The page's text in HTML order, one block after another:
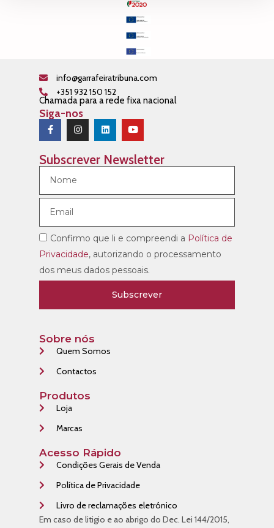
info@garrafeiratribuna.com
+351 932 150 152
Chamada para a rede fixa nacional
Siga-nos
Sobre nós
Quem Somos
Contactos
Produtos
Loja
Marcas
Acesso Rápido
Condições Gerais de Venda
Política de Privacidade
Livro de reclamações eletrónico
Em caso de litigio e ao abrigo do Dec. Lei 144/2015,
Subscrever Newsletter
Confirmo que li e compreendi a Política de
Privacidade, autorizando o processamento
dos meus dados pessoais.
Subscrever